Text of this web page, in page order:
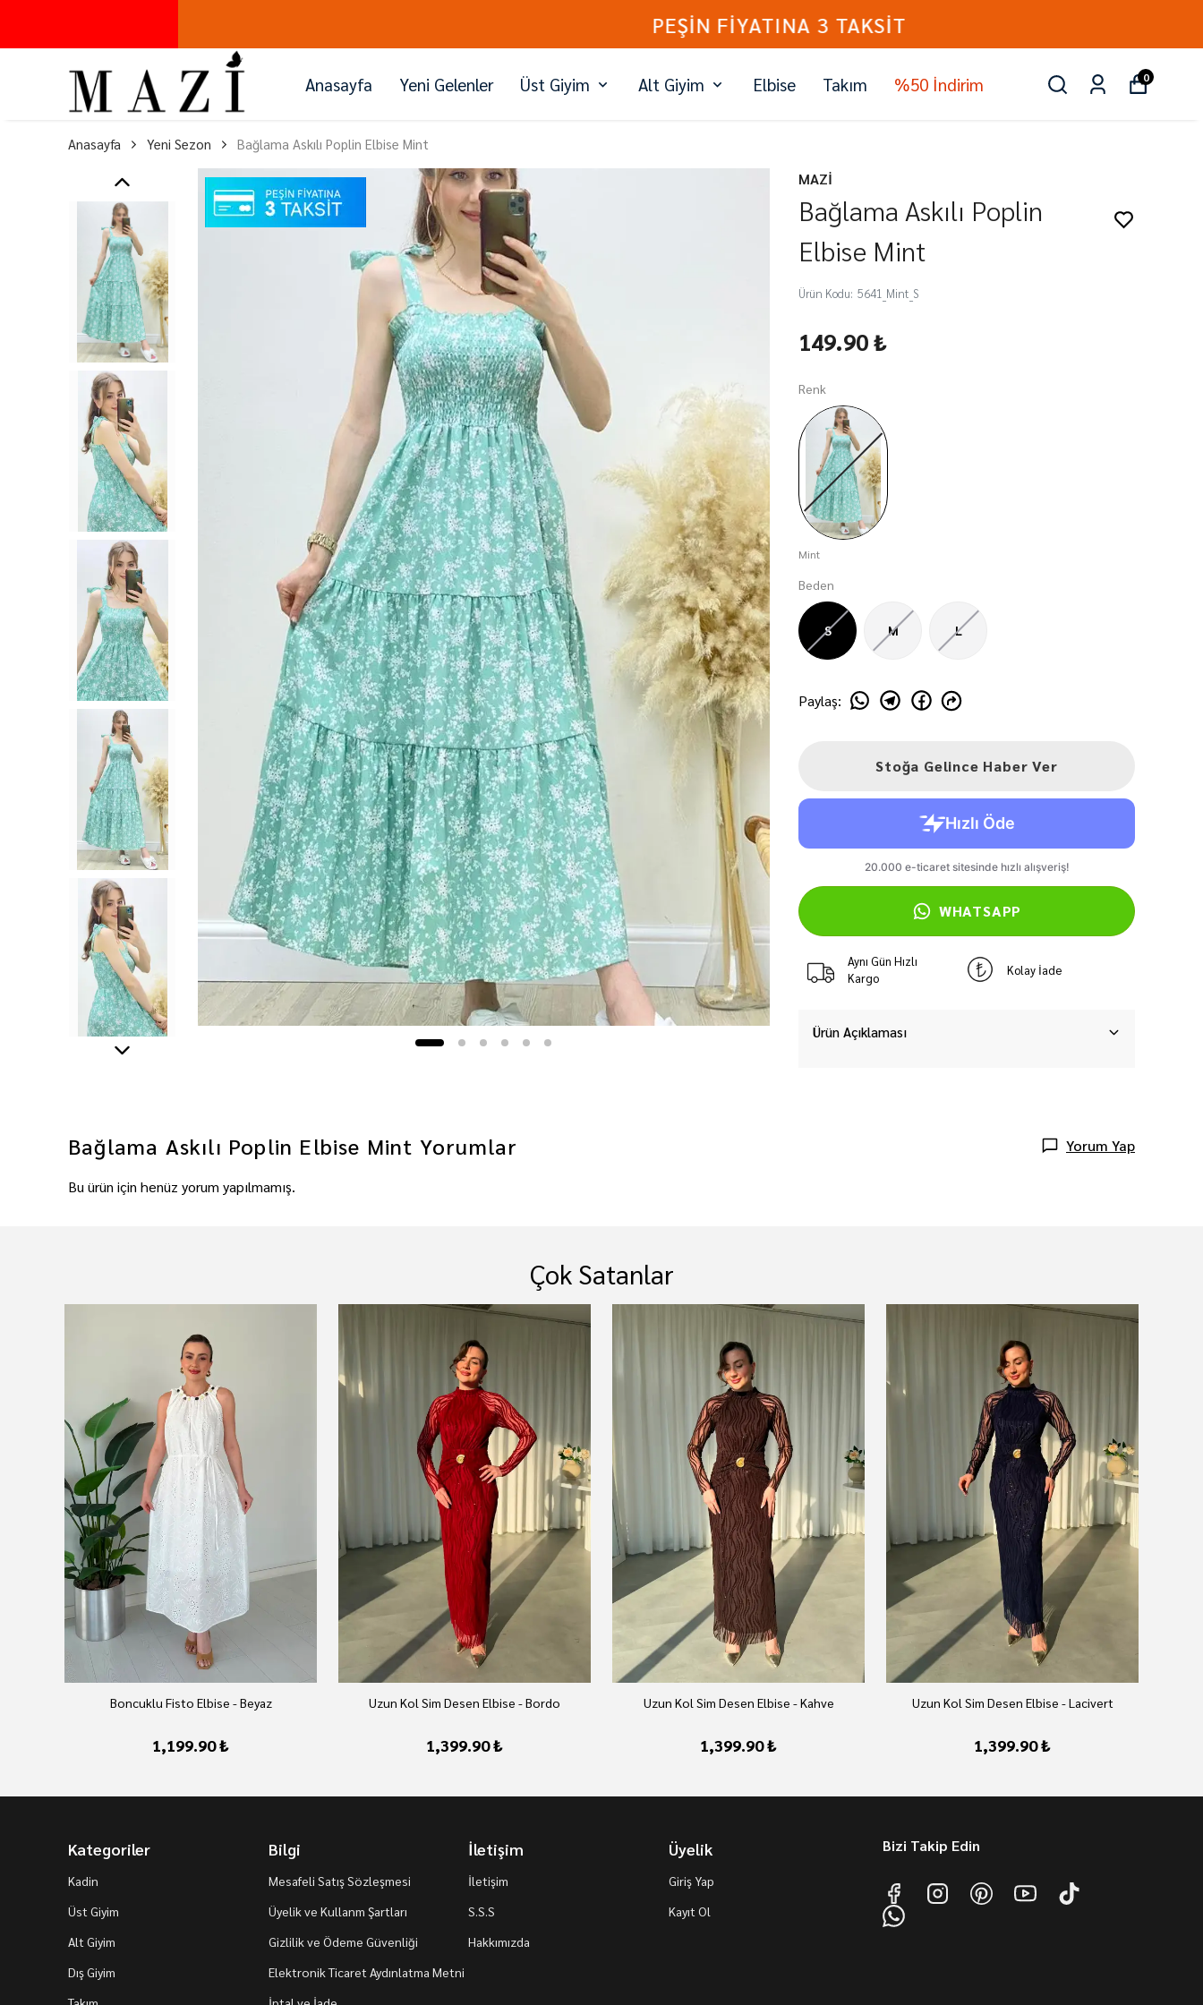
PEŞİN FİYATINA 3 TAKSİT
Anasayfa Yeni Gelenler Üst Giyim Alt Giyim Elbise Takım %50 İndirim 0
Anasayfa Yeni Sezon Bağlama Askılı Poplin Elbise Mint
MAZİ
Bağlama Askılı Poplin
Elbise Mint
Ürün Kodu: 5641_Mint_S
149.90 ₺
Renk
Mint
Beden
S M L
Paylaş:
Stoğa Gelince Haber Ver
WHATSAPP
Aynı Gün Hızlı
Kargo
Kolay İade
Ürün Açıklaması
Bağlama Askılı Poplin Elbise Mint Yorumlar Yorum Yap
Bu ürün için henüz yorum yapılmamış.
Çok Satanlar
Boncuklu Fisto Elbise - Beyaz
1,199.90 ₺
Uzun Kol Sim Desen Elbise - Bordo
1,399.90 ₺
Uzun Kol Sim Desen Elbise - Kahve
1,399.90 ₺
Uzun Kol Sim Desen Elbise - Lacivert
1,399.90 ₺
Kategoriler
Kadin
Üst Giyim
Alt Giyim
Dış Giyim
Bilgi
Mesafeli Satış Sözleşmesi
Üyelik ve Kullanm Şartları
Gizlilik ve Ödeme Güvenliği
Elektronik Ticaret Aydınlatma Metni
İletişim
İletişim
S.S.S
Hakkımızda
Üyelik
Giriş Yap
Kayıt Ol
Bizi Takip Edin